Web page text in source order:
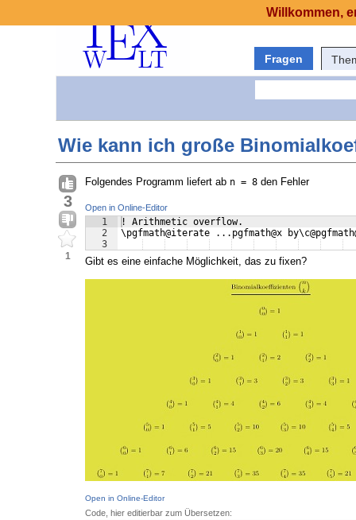
Fragen
Wie kann ich große
3
1
Folgendes Programm liefert ab n = 8 den Fehler
Open in Online-Editor
1
2
3
! Arithmetic overflow.
\pgfmath@iterate ...pgfmath@x
Gibt es eine einfache Möglichkeit, das zu fixen?
Open in Online-Editor
Code, hier editierbar zum Übersetzen:
Willkommen,